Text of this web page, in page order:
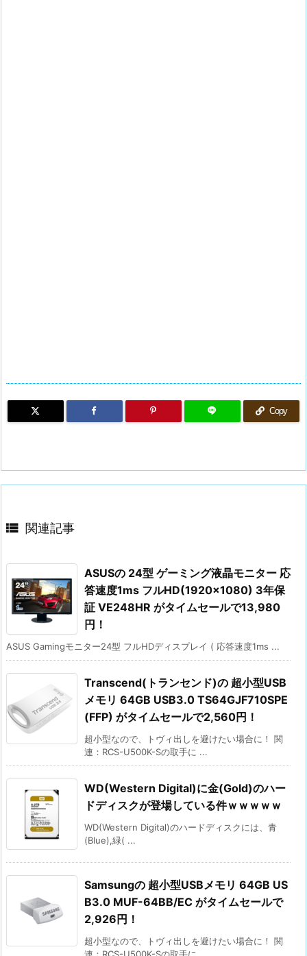
Copy
 関連記事
ASUSの 24型 ゲーミング液晶モニター 応
答速度1ms フルHD(1920×1080) 3年保
証 VE248HR がタイムセールで13,980
円！
ASUS Gamingモニター24型 フルHDディスプレイ ( 応答速度1ms ...
Transcend(トランセンド)の 超小型USB
メモリ 64GB USB3.0 TS64GJF710SPE
(FFP) がタイムセールで2,560円！
超小型なので、トヴィ出しを避けたい場合に！ 関
連：RCS-U500K-Sの取手に ...
WD(Western Digital)に金(Gold)のハー
ドディスクが登場している件ｗｗｗｗｗ
WD(Western Digital)のハードディスクには、青
(Blue),緑( ...
Samsungの 超小型USBメモリ 64GB US
B3.0 MUF-64BB/EC がタイムセールで
2,926円！
超小型なので、トヴィ出しを避けたい場合に！ 関